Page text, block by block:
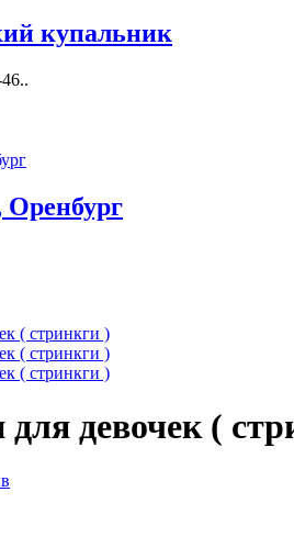
купальник
для девочек (